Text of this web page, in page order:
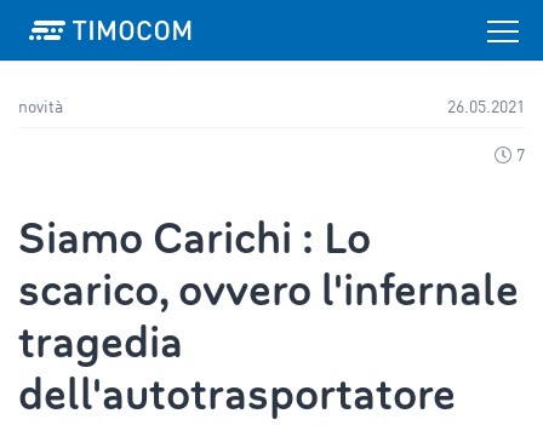
novità 26.05.2021
7
Siamo Carichi : Lo
scarico, ovvero l'infernale
tragedia
dell'autotrasportatore